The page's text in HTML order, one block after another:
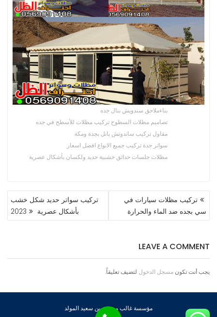
بناءملاحق سندويش بنال جده
تصاميم مظلات السطوح تركيب مظلات للأسطح في جده
مقاول تركيب ساندوتش بانل بجدة ومكة
سواتر جدة تركيب جميع الانواع افضل اسعار
مظلات جلسات حدائق خشبية حديد ولكسان بأشكال عصرية
تصفّح
المقالات
تركيب مظلات سيارات في
سي بجده ضد الماء والحرارة
تركيب سواتر حديد شكل خشب
بأشكال عصرية 2023
LEAVE A COMMENT
يجب أنت تكون مسجل الدخول لتضيف تعليقاً.
مؤسسة غالب مسيفر بن سعيد المولد